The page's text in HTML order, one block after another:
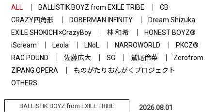
ALL BALLISTIK BOYZ from EXILE TRIBE
CB
CRAZY四角形
DOBERMAN INFINITY
Dream Shizuka
EXILE SHOKICHI×CrazyBoy
林 和希
HONEST BOYZ®
iScream
Leola LNoL NARROWORLD
PKCZ®
RAG POUND
佐藤広大 SG 鷲尾伶菜
Zerofrom
ZIPANG OPERA
ものがたりおんがくプロジェクト
OTHERS
BALLISTIK BOYZ from EXILE TRIBE
2026.08.01